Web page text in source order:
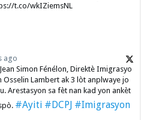
t.co/wkIZiemsNL
ago
Simon Fénélon, Direktè Imigrasyo
Osselin Lambert ak 3 lòt anplwaye jo
Arestasyon sa fèt nan kad yon ankèt
#Ayiti #DCPJ #Imigrasyon